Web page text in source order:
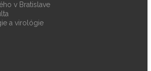
v Bratislave
a virológie